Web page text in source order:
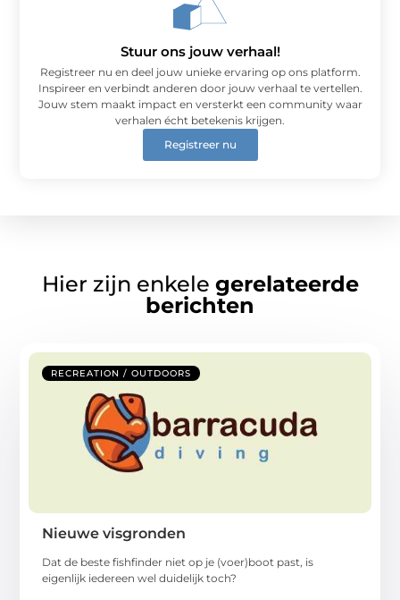
Stuur ons jouw verhaal!
Registreer nu en deel jouw unieke ervaring op ons platform.
Inspireer en verbindt anderen door jouw verhaal te vertellen.
Jouw stem maakt impact en versterkt een community waar
verhalen écht betekenis krijgen.
Registreer nu
Hier zijn enkele gerelateerde
berichten
RECREATION / OUTDOORS
Nieuwe visgronden
Dat de beste fishfinder niet op je (voer)boot past, is
eigenlijk iedereen wel duidelijk toch?